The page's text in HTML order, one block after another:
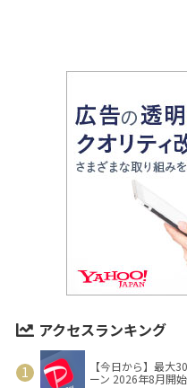
アクセスランキング
【今日から】最大
ーン 2026年8月開